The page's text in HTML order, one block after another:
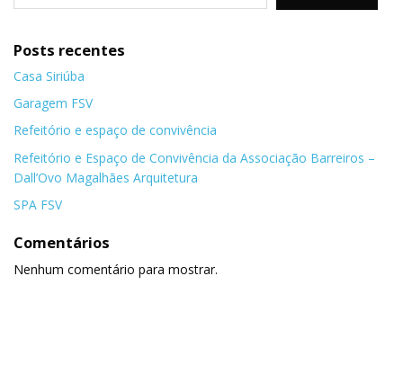
Posts recentes
Casa Siriúba
Garagem FSV
Refeitório e espaço de convivência
Refeitório e Espaço de Convivência da Associação Barreiros –
Dall’Ovo Magalhães Arquitetura
SPA FSV
Comentários
Nenhum comentário para mostrar.